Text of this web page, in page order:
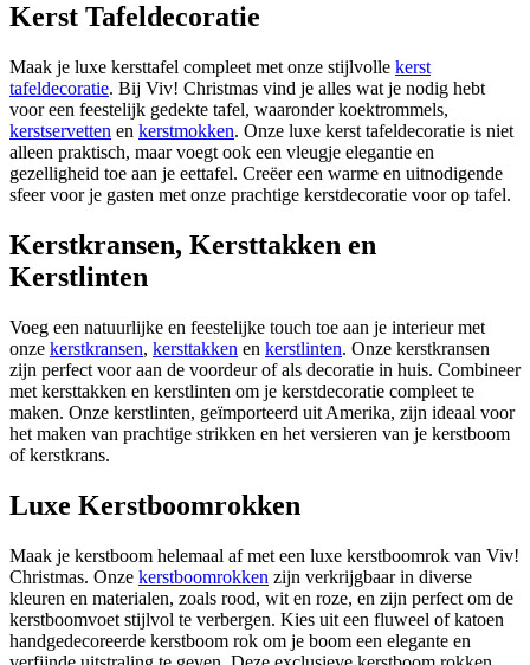
Kerst Tafeldecoratie
Maak je luxe kersttafel compleet met onze stijlvolle kerst
tafeldecoratie. Bij Viv! Christmas vind je alles wat je nodig hebt
voor een feestelijk gedekte tafel, waaronder koektrommels,
kerstservetten en kerstmokken. Onze luxe kerst tafeldecoratie is niet
alleen praktisch, maar voegt ook een vleugje elegantie en
gezelligheid toe aan je eettafel. Creëer een warme en uitnodigende
sfeer voor je gasten met onze prachtige kerstdecoratie voor op tafel.
Kerstkransen, Kersttakken en
Kerstlinten
Voeg een natuurlijke en feestelijke touch toe aan je interieur met
onze kerstkransen, kersttakken en kerstlinten. Onze kerstkransen
zijn perfect voor aan de voordeur of als decoratie in huis. Combineer
met kersttakken en kerstlinten om je kerstdecoratie compleet te
maken. Onze kerstlinten, geïmporteerd uit Amerika, zijn ideaal voor
het maken van prachtige strikken en het versieren van je kerstboom
of kerstkrans.
Luxe Kerstboomrokken
Maak je kerstboom helemaal af met een luxe kerstboomrok van Viv!
Christmas. Onze kerstboomrokken zijn verkrijgbaar in diverse
kleuren en materialen, zoals rood, wit en roze, en zijn perfect om de
kerstboomvoet stijlvol te verbergen. Kies uit een fluweel of katoen
handgedecoreerde kerstboom rok om je boom een elegante en